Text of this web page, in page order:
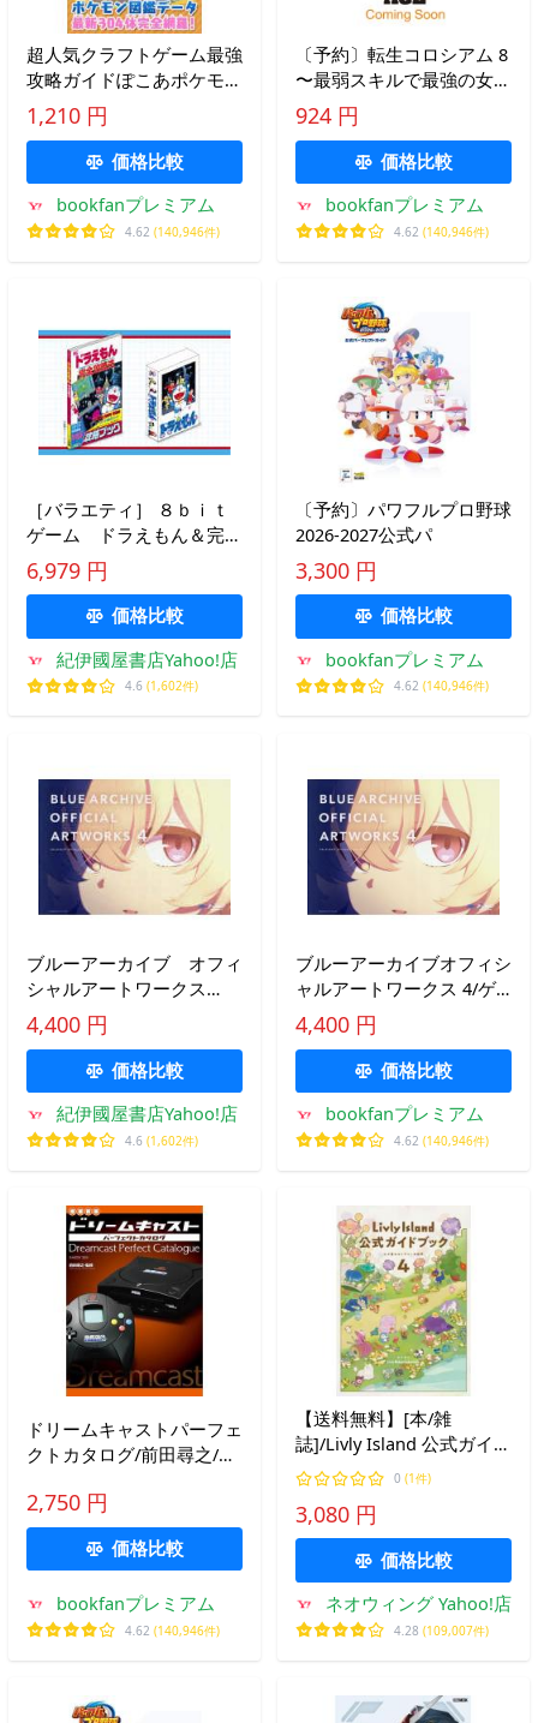
超人気クラフトゲーム最強
攻略ガイドぽこあポケモ
ン/ゲーム
1,210 円
価格比較
bookfanプレミアム
4.62 (140,946件)
〔予約〕転生コロシアム 8
〜最弱スキルで最強の女た
ちを攻略して奴隷ハーレム
作ります〜 /zunta/はらわ
たさいぞう/ゲーム
924 円
価格比較
bookfanプレミアム
4.62 (140,946件)
［バラエティ］ ８ｂｉｔ
ゲーム ドラえもん＆完全
攻略ブック４０周年メモリ
アルＢＯＸ
6,979 円
価格比較
紀伊國屋書店Yahoo!店
4.6 (1,602件)
〔予約〕パワフルプロ野球
2026-2027公式パ
3,300 円
価格比較
bookfanプレミアム
4.62 (140,946件)
ブルーアーカイブ オフィ
シャルアートワークス
〈４〉
4,400 円
価格比較
紀伊國屋書店Yahoo!店
4.6 (1,602件)
ブルーアーカイブオフィシ
ャルアートワークス 4/ゲ
ーム
4,400 円
価格比較
bookfanプレミアム
4.62 (140,946件)
ドリームキャストパーフェ
クトカタログ/前田尋之/ゲ
2,750 円
価格比較
bookfanプレミアム
4.62 (140,946件)
【送料無料】[本/雑
誌]/Livly Island 公式ガイド
ブック 4 心が重なるリヴ
リーの世界/LivlyRebo
0 (1件)
3,080 円
価格比較
ネオウィング Yahoo!店
4.28 (109,007件)